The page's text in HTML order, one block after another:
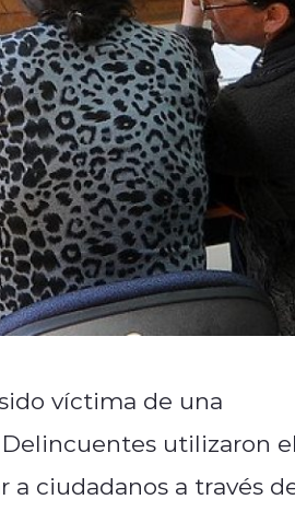
víctima de una
utilizaron el
a ciudadanos a través